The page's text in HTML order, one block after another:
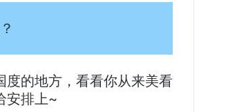
度的地方，看看你从来美看
安排上~